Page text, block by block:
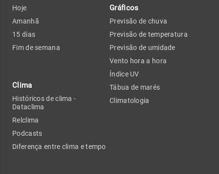
Hoje
Amanhã
15 dias
Fim de semana
Clima
Históricos de clima -
Dataclima
Relclima
Podcasts
Diferença entre clima e tempo
Gráficos
Previsão de chuva
Previsão de temperatura
Previsão de umidade
Vento hora a hora
Índice UV
Tábua de marés
Climatologia